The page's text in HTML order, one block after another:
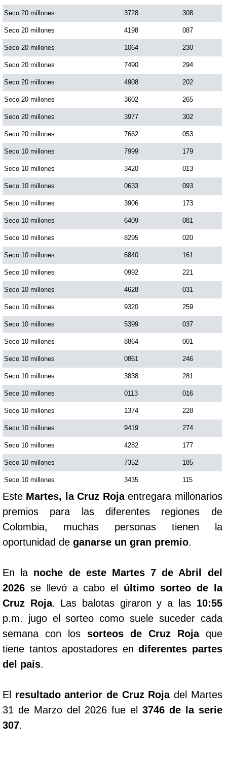
Seco 20 millones 3728 308
Seco 20 millones 4198 087
Seco 20 millones 1064 230
Seco 20 millones 7490 294
Seco 20 millones 4908 202
Seco 20 millones 3602 265
Seco 20 millones 3977 302
Seco 20 millones 7662 053
Seco 10 millones 7999 179
Seco 10 millones 3420 013
Seco 10 millones 0633 093
Seco 10 millones 3906 173
Seco 10 millones 6409 081
Seco 10 millones 8295 020
Seco 10 millones 6840 161
Seco 10 millones 0992 221
Seco 10 millones 4628 031
Seco 10 millones 9320 259
Seco 10 millones 5399 037
Seco 10 millones 8864 001
Seco 10 millones 0861 246
Seco 10 millones 3838 281
Seco 10 millones 0113 016
Seco 10 millones 1374 228
Seco 10 millones 9419 274
Seco 10 millones 4282 177
Seco 10 millones 7352 185
Seco 10 millones 3435 115
Este Martes, la Cruz Rojaentregara millonarios
premios para las diferentes regiones de
Colombia, muchas personas tienen la
oportunidad de ganarse un gran premio.
En la noche de este Martes 7 de Abril del
2026 se llevó a cabo el último sorteo de la
Cruz Roja. Las balotas giraron y a las 10:55
p.m. jugo el sorteo como suele suceder cada
semana con los sorteos de Cruz Roja que
tiene tantos apostadores endiferentes partes
del pais.
El resultado anterior de Cruz Rojadel Martes
31 de Marzo del 2026 fue el 3746 de la serie
307.